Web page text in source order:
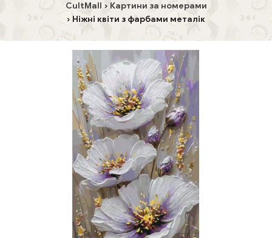
CultMall
Картини за номерами
Ніжні квіти з фарбами металік